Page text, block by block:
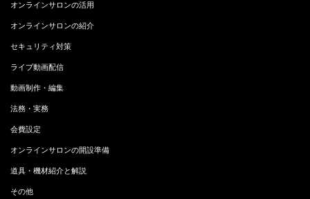
オンラインサロンの活用
オンラインサロンの紹介
セキュリティ対策
ライブ動画配信
動画制作・編集
法務・実務
会費設定
オンラインサロンの開設準備
道具・機材紹介と解説
その他